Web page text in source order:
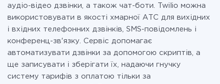
аудіо-відео дзвінки, а також чат-боти. Twilio можна
використовувати в якості хмарної АТС для вихідних
і вхідних телефонних дзвінків, SMS-повідомлень і
конференц-зв'язку. Сервіс допомагає
автоматизувати дзвінки за допомогою скриптів, а
ще записувати і зберігати їх, надаючи гнучку
систему тарифів з оплатою тільки за